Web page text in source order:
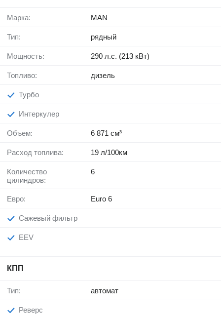
Марка: MAN
Тип: рядный
Мощность: 290 л.с. (213 кВт)
Топливо: дизель
Турбо
Интеркулер
Объем: 6 871 см³
Расход топлива: 19 л/100км
Количество
цилиндров:
6
Евро: Euro 6
Сажевый фильтр
EEV
КПП
Тип: автомат
Реверс